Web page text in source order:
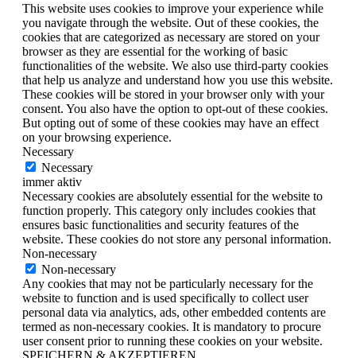
This website uses cookies to improve your experience while
you navigate through the website. Out of these cookies, the
cookies that are categorized as necessary are stored on your
browser as they are essential for the working of basic
functionalities of the website. We also use third-party cookies
that help us analyze and understand how you use this website.
These cookies will be stored in your browser only with your
consent. You also have the option to opt-out of these cookies.
But opting out of some of these cookies may have an effect
on your browsing experience.
Necessary
Necessary
immer aktiv
Necessary cookies are absolutely essential for the website to
function properly. This category only includes cookies that
ensures basic functionalities and security features of the
website. These cookies do not store any personal information.
Non-necessary
Non-necessary
Any cookies that may not be particularly necessary for the
website to function and is used specifically to collect user
personal data via analytics, ads, other embedded contents are
termed as non-necessary cookies. It is mandatory to procure
user consent prior to running these cookies on your website.
SPEICHERN & AKZEPTIEREN